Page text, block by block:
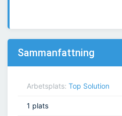
Sammanfattning
Arbetsplats: Top Solution
1 plats